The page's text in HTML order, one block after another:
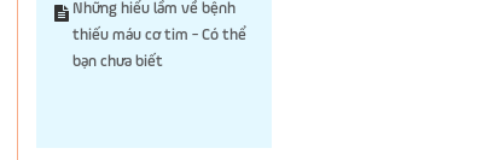
Những hiểu lầm về bệnh
thiếu máu cơ tim - Có thể
bạn chưa biết